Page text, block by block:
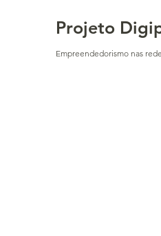
Projeto
Empreendedorismo nas